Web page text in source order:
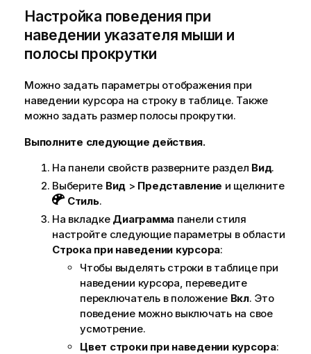
Настройка поведения при
наведении указателя мыши и
полосы прокрутки
Можно задать параметры отображения при
наведении курсора на строку в таблице. Также
можно задать размер полосы прокрутки.
Выполните следующие действия.
На панели свойств разверните раздел Вид.
Выберите Вид > Представление и щелкните
Стиль.
На вкладке Диаграмма панели стиля
настройте следующие параметры в области
Строка при наведении курсора:
Чтобы выделять строки в таблице при
наведении курсора, переведите
переключатель в положение Вкл. Это
поведение можно выключать на свое
усмотрение.
Цвет строки при наведении курсора: